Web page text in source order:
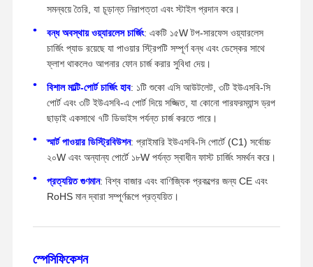
সমন্বয়ে তৈরি, যা চূড়ান্ত নিরাপত্তা এবং স্টাইল প্রদান করে।
বন্ধ অবস্থায় ওয়্যারলেস চার্জিং: একটি ১৫W টপ-সারফেস ওয়্যারলেস
চার্জিং প্যাড রয়েছে যা পাওয়ার স্ট্রিপটি সম্পূর্ণ বন্ধ এবং ডেস্কের সাথে
ফ্লাশ থাকলেও আপনার ফোন চার্জ করার সুবিধা দেয়।
বিশাল মাল্টি-পোর্ট চার্জিং হাব: ১টি শুকো এসি আউটলেট, ৩টি ইউএসবি-সি
পোর্ট এবং ৩টি ইউএসবি-এ পোর্ট দিয়ে সজ্জিত, যা কোনো পারফরম্যান্স ড্রপ
ছাড়াই একসাথে ৭টি ডিভাইস পর্যন্ত চার্জ করতে পারে।
স্মার্ট পাওয়ার ডিস্ট্রিবিউশন: প্রাইমারি ইউএসবি-সি পোর্টে (C1) সর্বোচ্চ
২০W এবং অন্যান্য পোর্টে ১৮W পর্যন্ত স্বাধীন ফাস্ট চার্জিং সমর্থন করে।
প্রত্যয়িত গুণমান: বিশ্ব বাজার এবং বাণিজ্যিক প্রকল্পের জন্য CE এবং
RoHS মান দ্বারা সম্পূর্ণরূপে প্রত্যয়িত।
স্পেসিফিকেশন